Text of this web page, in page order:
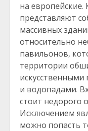
на европейские.
представляют
массивных
относительно
павильонов,
территории
и водопадами.
стоит недорого
Исключением
можно попасть